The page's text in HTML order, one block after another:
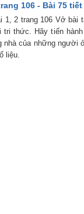
106 - Bài 75 tiết
1, 2 trang 106 Vở bài
tri thức. Hãy tiến
nhà của những người
liệu.